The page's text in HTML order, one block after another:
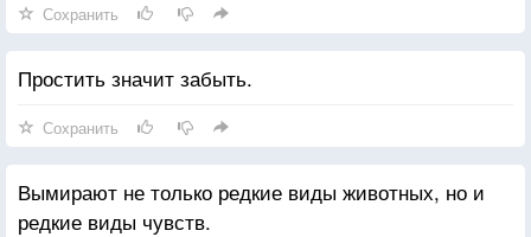
Сохранить
Простить значит забыть.
Сохранить
Вымирают не только редкие виды животных, но и
редкие виды чувств.